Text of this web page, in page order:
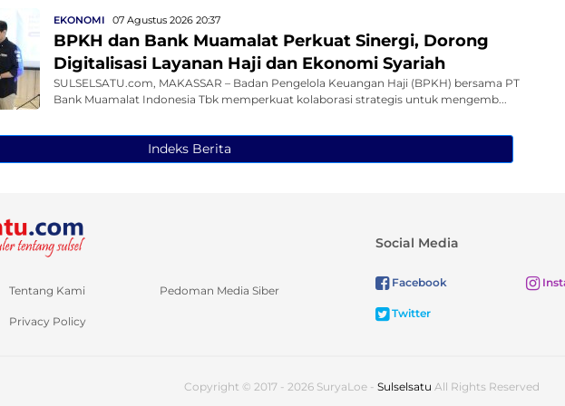
EKONOMI 07 Agustus 2026 20:37
BPKH dan Bank Muamalat Perkuat Sinergi, Dorong
Digitalisasi Layanan Haji dan Ekonomi Syariah
SULSELSATU.com, MAKASSAR – Badan Pengelola Keuangan Haji (BPKH) bersama PT
Bank Muamalat Indonesia Tbk memperkuat kolaborasi strategis untuk mengemb...
Indeks Berita
Tentang Kami Pedoman Media Siber
Privacy Policy
Social Media
Facebook
Twitter
Copyright © 2017 - 2026 SuryaLoe - Sulselsatu All Rights Reserved